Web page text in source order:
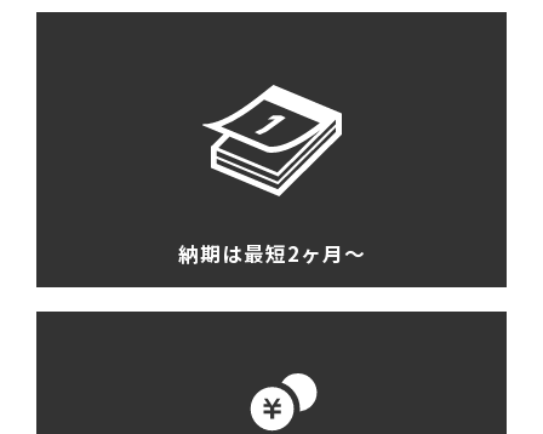
納期は最短2ヶ月〜